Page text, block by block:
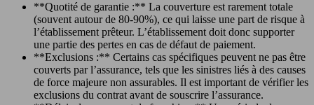
**Quotité de garantie :** La couverture est rarement totale
(souvent autour de 80-90%), ce qui laisse une part de risque à
l’établissement prêteur. L’établissement doit donc supporter
une partie des pertes en cas de défaut de paiement.
**Exclusions :** Certains cas spécifiques peuvent ne pas être
couverts par l’assurance, tels que les sinistres liés à des causes
de force majeure non assurables. Il est important de vérifier les
exclusions du contrat avant de souscrire l’assurance.